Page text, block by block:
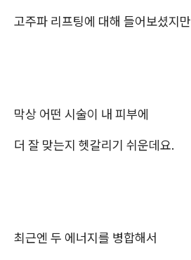
고주파 리프팅에 대해 들어보셨지만
막상 어떤 시술이 내 피부에
더 잘 맞는지 헷갈리기 쉬운데요.
최근엔 두 에너지를 병합해서